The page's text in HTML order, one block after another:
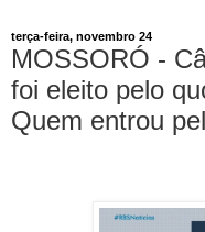
terça-feira, novembro 24
MOSSORÓ -
foi eleito pelo
Quem entrou